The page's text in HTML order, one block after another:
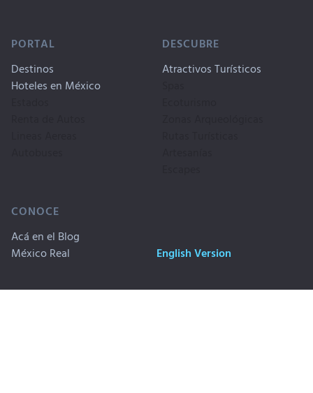
PORTAL
Destinos
Hoteles en México
DESCUBRE
Atractivos Turísticos
CONOCE
Acá en el Blog
México Real
English Version